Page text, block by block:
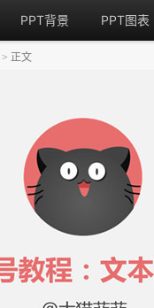
PPT背景 PPT图表
> 正文